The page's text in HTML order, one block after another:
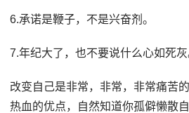
6.承诺是鞭子，不是兴奋剂。
7.年纪大了，也不要说什么心如死灰
改变自己是非常，非常，非常痛苦
热血的优点，自然知道你孤僻懒散